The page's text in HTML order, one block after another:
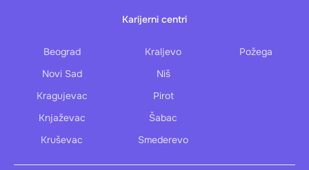
Karijerni centri
Beograd
Novi Sad
Kragujevac
Knjaževac
Kruševac
Kraljevo
Niš
Pirot
Šabac
Smederevo
Požega